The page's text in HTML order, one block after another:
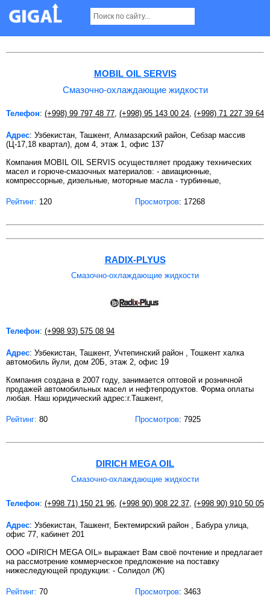
Смазочно-охлаждающие жидкости в
MOBIL OIL SERVIS
Смазочно-охлаждающие жидкости
Телефон: (+998) 99 797 48 77 (+998) 95 143 00 24 (+998) 71 227 39 64
Адрес: Узбекистан, Ташкент, Алмазарский район, Себзар массив
(Ц-17,18 квартал), дом 4, этаж 1, офис 137
Компания MOBIL OIL SERVIS осуществляет продажу технических
масел и горюче-смазочных материалов: - авиационные,
компрессорные, дизельные, моторные масла - турбинные,
Рейтинг: 120 Просмотров: 17268
RADIX-PLYUS
Смазочно-охлаждающие жидкости
Телефон: (+998 93) 575 08 94
Адрес: Узбекистан, Ташкент, Учтепинский район , Тошкент халка
автомобиль йули, дом 20Б, этаж 2, офис 19
Компания создана в 2007 году, занимается оптовой и розничной
продажей автомобильных масел и нефтепродуктов. Форма оплаты
любая. Наш юридический адрес:г.Ташкент,
Рейтинг: 80 Просмотров: 7925
DIRICH MEGA OIL
Смазочно-охлаждающие жидкости
Телефон: (+998 71) 150 21 96, (+998 90) 908 22 37, (+998 90) 910 50 05
Адрес: Узбекистан, Ташкент, Бектемирский район , Бабура улица,
офис 77, кабинет 201
ООО «DIRICH MEGA OIL» выражает Вам своё почтение и предлагает
на рассмотрение коммерческое предложение на поставку
нижеследующей продукции: - Солидол (Ж)
Рейтинг: 70 Просмотров: 3463